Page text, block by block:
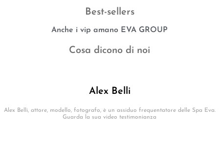
Best-sellers
Anche i vip amano EVA GROUP
Cosa dicono di noi
Alex Belli
Alex Belli, attore, modello, fotografo, è un assiduo frequentatore delle Spa Eva.
Guarda la sua video testimonianza